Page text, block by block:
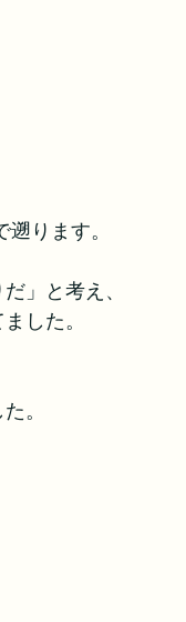
ります。
」と考え、
した。
。